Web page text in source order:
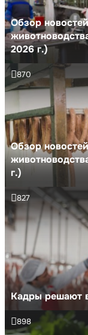
Обзор
2026 г.)
Обзор
г.)
870
Кадры решают
827
898